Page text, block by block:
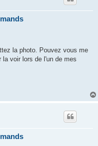
la photo. Pouvez vous me
voir lors de l'un de mes